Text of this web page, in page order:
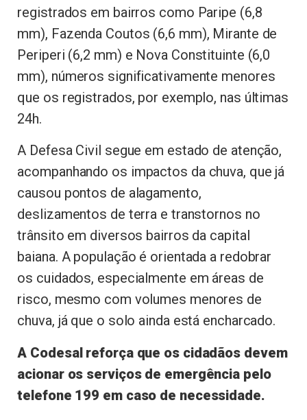
registrados em bairros como Paripe (6,8
mm), Fazenda Coutos (6,6 mm), Mirante de
Periperi (6,2 mm) e Nova Constituinte (6,0
mm), números significativamente menores
que os registrados, por exemplo, nas últimas
24h.
A Defesa Civil segue em estado de atenção,
acompanhando os impactos da chuva, que já
causou pontos de alagamento,
deslizamentos de terra e transtornos no
trânsito em diversos bairros da capital
baiana. A população é orientada a redobrar
os cuidados, especialmente em áreas de
risco, mesmo com volumes menores de
chuva, já que o solo ainda está encharcado.
A Codesal reforça que os cidadãos devem
acionar os serviços de emergência pelo
telefone 199 em caso de necessidade.